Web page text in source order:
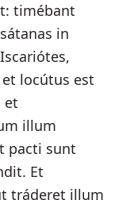
timébant
in
locútus est
et
illum
pacti sunt
Et
tráderet illum